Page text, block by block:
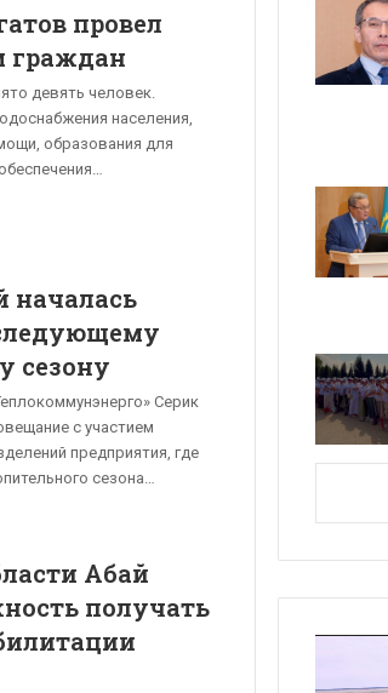
провел
граждан
девять человек.
населения,
образования для
началась
сезону
Серик
с участием
предприятия, где
сезона…
Абай
получать